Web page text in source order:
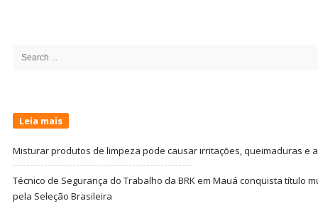
Leia mais
Misturar produtos de limpeza pode causar irritações, queimaduras e
Técnico de Segurança do Trabalho da BRK em Mauá conquista título
pela Seleção Brasileira